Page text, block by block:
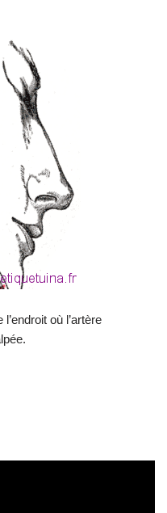
où l’artère